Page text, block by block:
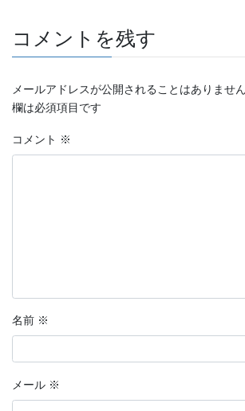
コメントを残す
メールアドレスが公開されることはありません
欄は必須項目です
コメント ※
名前 ※
メール ※